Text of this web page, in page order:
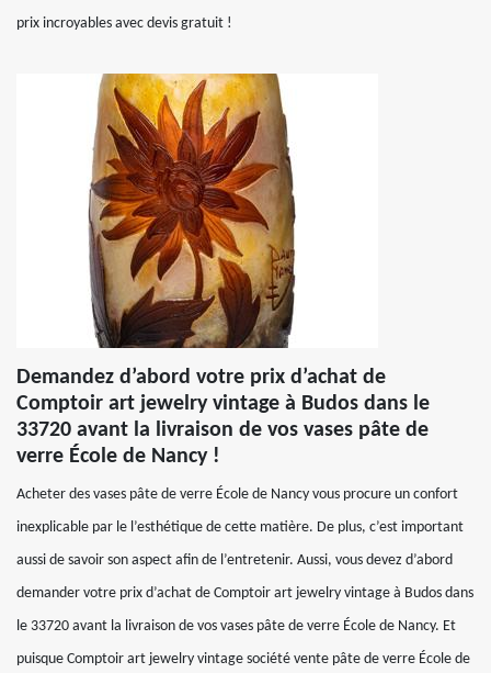
prix incroyables avec devis gratuit !
Demandez d’abord votre prix d’achat de
Comptoir art jewelry vintage à Budos dans le
33720 avant la livraison de vos vases pâte de
verre École de Nancy !
Acheter des vases pâte de verre École de Nancy vous procure un confort
inexplicable par le l’esthétique de cette matière. De plus, c’est important
aussi de savoir son aspect afin de l’entretenir. Aussi, vous devez d’abord
demander votre prix d’achat de Comptoir art jewelry vintage à Budos dans
le 33720 avant la livraison de vos vases pâte de verre École de Nancy. Et
puisque Comptoir art jewelry vintage société vente pâte de verre École de